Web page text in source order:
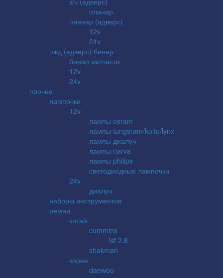
планар
планар (адверс)
12v
24v
пжд (адверс) бинар
бинар запчасти
12v
24v
прочее
лампочки
12v
лампы osram
лампы tungsram/koito/lynx
лампы диалуч
лампы narva
лампы philips
светодиодные лампочки
24v
диалуч
наборы инструментов
ремни
китай
cummins
isf 2.8
shakman
корея
daewoo